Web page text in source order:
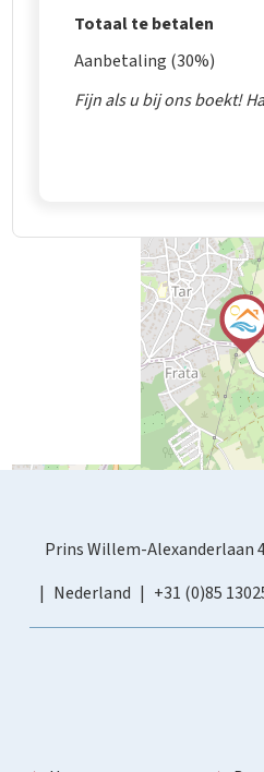
Totaal te betalen
Aanbetaling (30%)
Fijn als u bij ons boekt!
Prins Willem-Alexanderlaan
Nederland
+31 (0)85